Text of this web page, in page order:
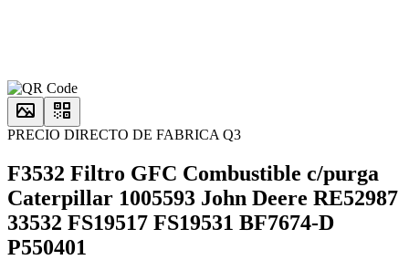
PRECIO DIRECTO DE FABRICA Q3
F3532 Filtro GFC Combustible c/purga
Caterpillar 1005593 John Deere RE52987
33532 FS19517 FS19531 BF7674-D
P550401